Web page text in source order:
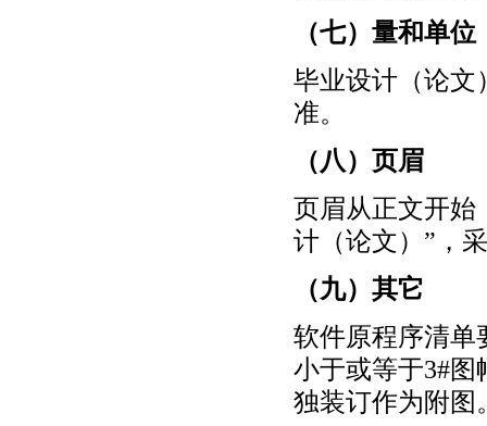
（七）量和单位
毕业设计（论文
准。
（八）页眉
页眉从正文开
计（论文）”，
（九）其它
软件原程序清单
小于或等于3#
独装订作为附图